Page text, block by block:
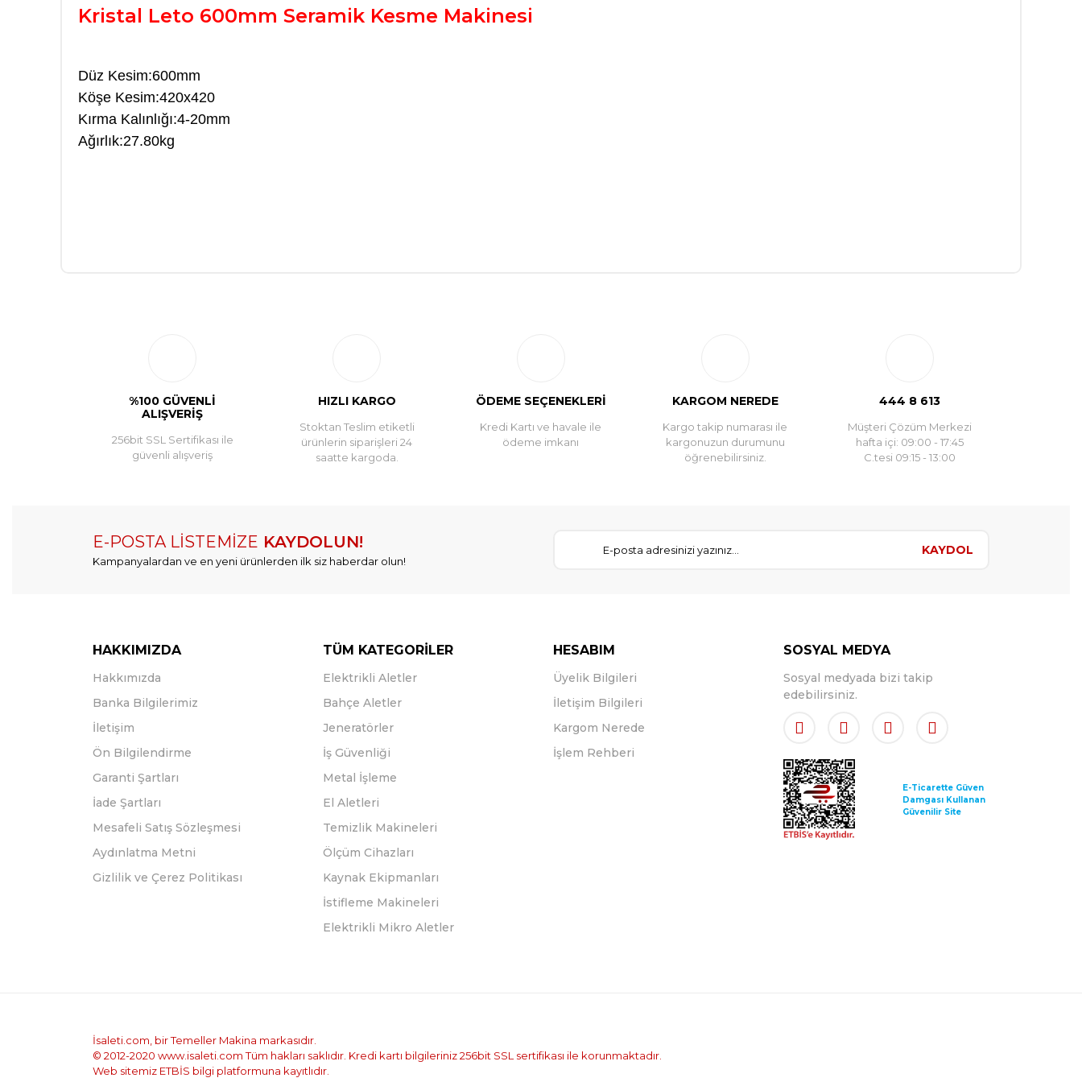
Kristal Leto 600mm Seramik Kesme Makinesi
Düz Kesim:600mm
Köşe Kesim:420x420
Kırma Kalınlığı:4-20mm
Ağırlık:27.80kg
hakan ışık | 19/04/2024
Yorum Yaz
%100 GÜVENLİ
ALIŞVERİŞ
256bit SSL Sertifikası ile
güvenli alışveriş
HIZLI KARGO
Stoktan Teslim etiketli
ürünlerin siparişleri 24
saatte kargoda.
ÖDEME SEÇENEKLERİ
Kredi Kartı ve havale ile
ödeme imkanı
KARGOM NEREDE
Kargo takip numarası ile
kargonuzun durumunu
öğrenebilirsiniz.
444 8 613
Müşteri Çözüm Merkezi
hafta içi: 09:00 - 17:45
C.tesi 09:15 - 13:00
E-POSTA LİSTEMİZE KAYDOLUN!
Kampanyalardan ve en yeni ürünlerden ilk siz haberdar olun!
KAYDOL
HAKKIMIZDA
Hakkımızda
Banka Bilgilerimiz
İletişim
Ön Bilgilendirme
Garanti Şartları
İade Şartları
Mesafeli Satış Sözleşmesi
Aydınlatma Metni
Gizlilik ve Çerez Politikası
TÜM KATEGORİLER
Elektrikli Aletler
Bahçe Aletler
Jeneratörler
İş Güvenliği
Metal İşleme
El Aletleri
Temizlik Makineleri
Ölçüm Cihazları
Kaynak Ekipmanları
İstifleme Makineleri
Elektrikli Mikro Aletler
HESABIM
Üyelik Bilgileri
İletişim Bilgileri
Kargom Nerede
İşlem Rehberi
SOSYAL MEDYA
Sosyal medyada bizi takip
edebilirsiniz.
E-Ticarette Güven
Damgası Kullanan
Güvenilir Site
İsaleti.com, bir Temeller Makina markasıdır.
© 2012-2020 www.isaleti.com Tüm hakları saklıdır. Kredi kartı bilgileriniz 256bit SSL sertifikası ile korunmaktadır.
Web sitemiz ETBİS bilgi platformuna kayıtlıdır.